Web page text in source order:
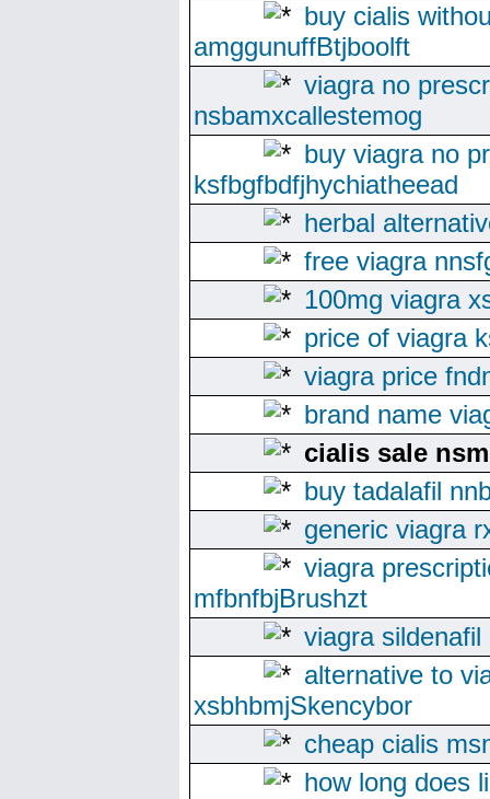
buy cialis
amggunuffBtjboolft
viagra no
nsbamxcallestemog
buy viagra no
ksfbgfbdfjhychiatheead
herbal
free viagra
100mg viagra
price of viagra
viagra price
brand name
cialis sale
buy tadalafil
generic viagra
viagra
mfbnfbjBrushzt
viagra
alternative to
xsbhbmjSkencybor
cheap cialis
how long does